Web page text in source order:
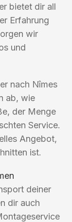
bietet dir all
Erfahrung
wir
und
nach Nîmes
ab, wie
der Menge
Service.
Angebot,
ist.
deiner
dir auch